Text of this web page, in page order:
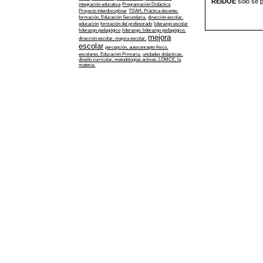
integración educativa Programación Didáctica
Proyecto Interdisciplinar TDAH, Práctica docente,
formación, Educación Secundaria. dirección escolar.
educación formación del profesorado liderazgo escolar
liderazgo pedagógico liderazgo, liderazgo pedagógico,
dirección escolar, mejora escolar. mejora
escolar percepción, autoconcepto físico,
escolares, Educación Primaria. unidades didácticas,
diseño curricular, metodologías activas, LOMCE, la
materia.